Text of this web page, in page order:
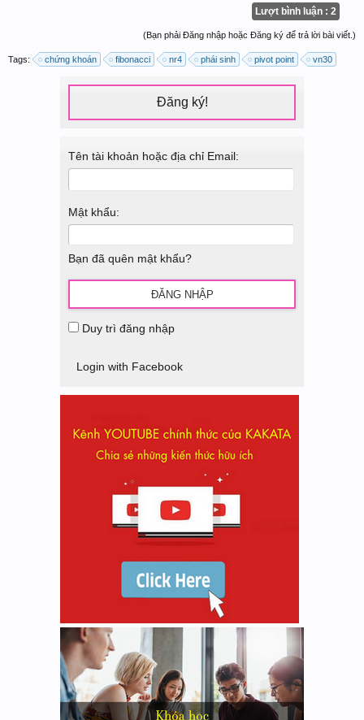
Lượt bình luận : 2
(Bạn phải Đăng nhập hoặc Đăng ký để trả lời bài viết.)
Tags: chứng khoán fibonacci nr4 phái sinh pivot point vn30
Đăng ký!
Tên tài khoản hoặc địa chỉ Email:
Mật khẩu:
Bạn đã quên mật khẩu?
Duy trì đăng nhập
Login with Facebook